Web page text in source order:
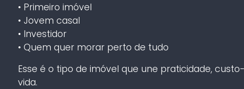
• Primeiro imóvel
• Jovem casal
• Investidor
• Quem quer morar perto de tudo
Esse é o tipo de imóvel que une praticidade,
vida.